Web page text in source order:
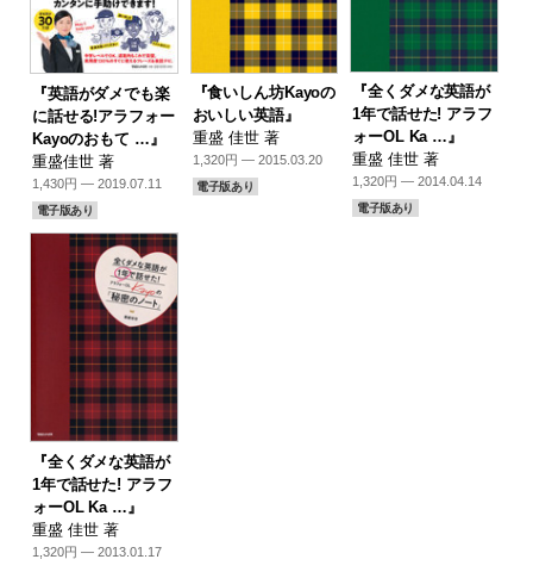
『英語がダメでも楽
に話せる!アラフォー
Kayoのおもて …』
重盛佳世 著
1,430円 — 2019.07.11
電子版あり
『食いしん坊Kayoの
おいしい英語』
重盛 佳世 著
1,320円 — 2015.03.20
電子版あり
『全くダメな英語が
1年で話せた! アラフ
ォーOL Ka …』
重盛 佳世 著
1,320円 — 2014.04.14
電子版あり
『全くダメな英語が
1年で話せた! アラフ
ォーOL Ka …』
重盛 佳世 著
1,320円 — 2013.01.17